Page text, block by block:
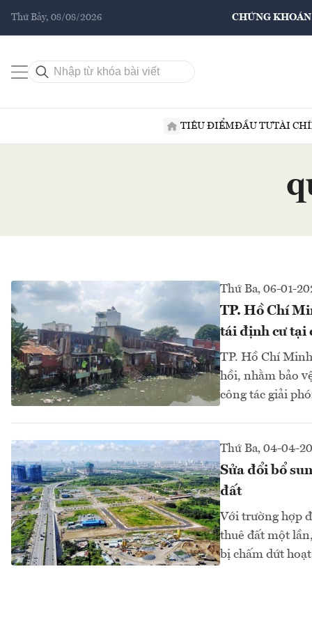
Thứ Bảy, 08/08/2026 CHỨNG KHOÁN
TIÊU ĐIỂMĐẦU TƯTÀI
Thứ Ba, 06-01-
TP. Hồ Chí
tái định cư tại
TP. Hồ Chí
hồi, nhằm bảo
công tác giải
Thứ Ba, 04-04-
Sửa đổi bổ
đất
Với trường hợp
thuê đất một
bị chấm dứt